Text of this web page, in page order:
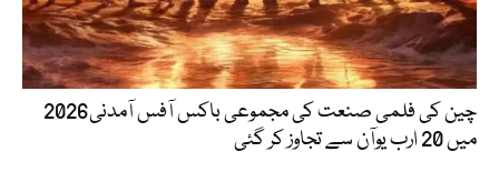
چین کی فلمی صنعت کی مجموعی باکس آفس آمدنی2026
میں 20 ارب یوآن سے تجاوز کر گئی